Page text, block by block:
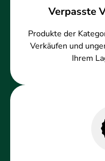
Verpasste
Produkte der
Verkäufen und
Ihrem